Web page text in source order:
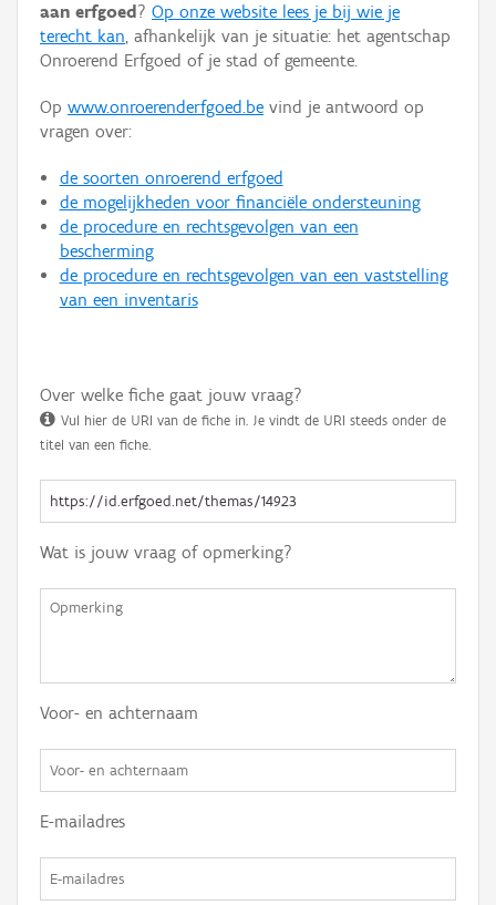
Hergebruik
Aanmelden
aan erfgoed ? Op onze website lees je bij wie je
terecht kan, afhankelijk van je situatie: het agentschap
Onroerend Erfgoed of je stad of gemeente.
Op www.onroerenderfgoed.be vind je antwoord op
vragen over:
de soorten onroerend erfgoed
de mogelijkheden voor financiële ondersteuning
de procedure en rechtsgevolgen van een
bescherming
de procedure en rechtsgevolgen van een vaststelling
van een inventaris
Over welke fiche gaat jouw vraag?
Vul hier de URI van de fiche in. Je vindt de URI steeds onder de
titel van een fiche.
Wat is jouw vraag of opmerking?
Voor- en achternaam
E-mailadres